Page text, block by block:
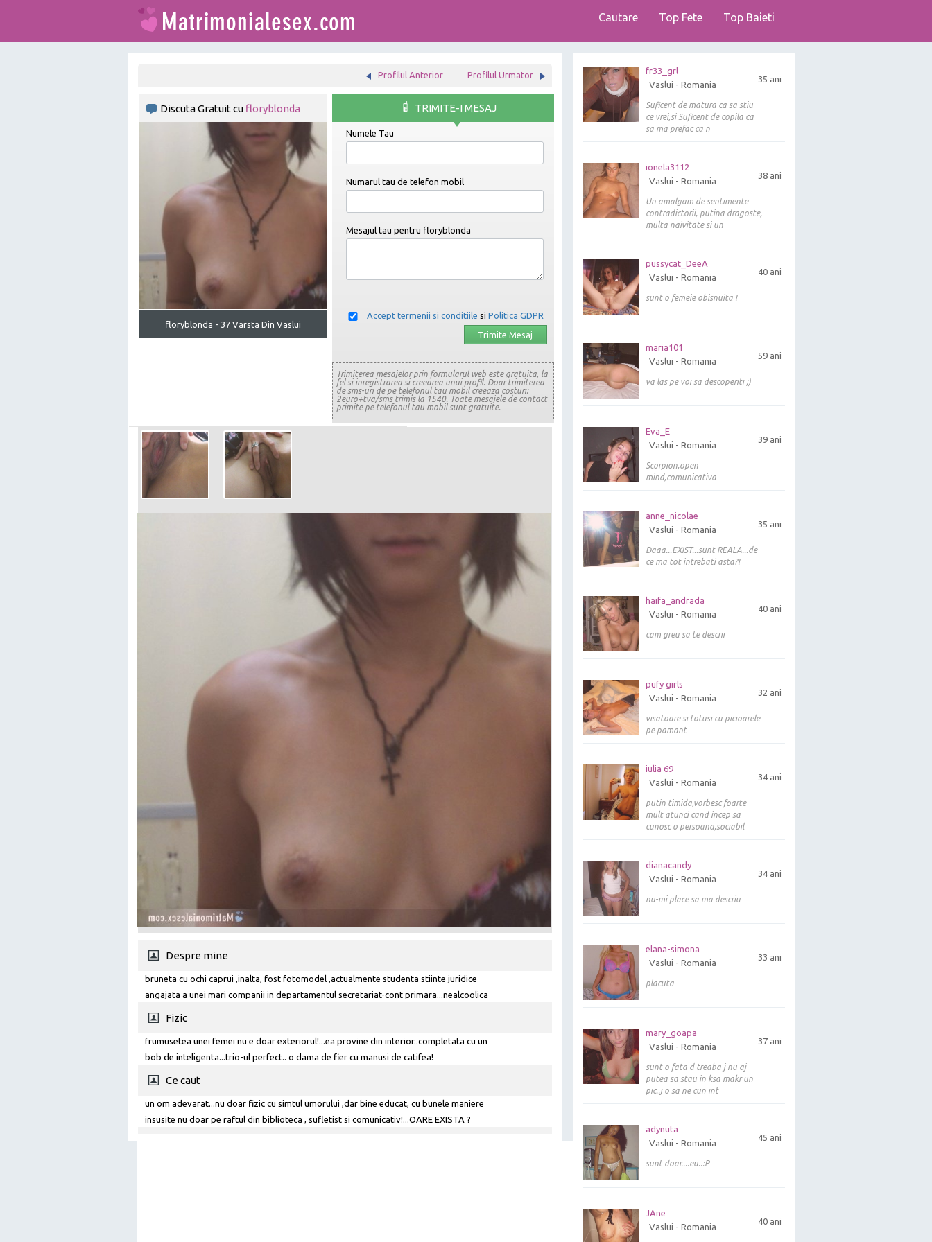
Cautare Top Fete Top Baieti
Profilul Urmator
Profilul Anterior
Discuta Gratuit cu floryblonda
floryblonda - 37 Varsta Din Vaslui
TRIMITE-I MESAJ
Numele Tau
Numarul tau de telefon mobil
Mesajul tau pentru floryblonda
Accept termenii si conditiile si Politica GDPR
Trimiterea mesajelor prin formularul web este gratuita, la
fel si inregistrarea si creearea unui profil. Doar trimiterea
de sms-uri de pe telefonul tau mobil creeaza costuri:
2euro+tva/sms trimis la 1540. Toate mesajele de contact
primite pe telefonul tau mobil sunt gratuite.
Despre mine
bruneta cu ochi caprui ,inalta, fost fotomodel ,actualmente studenta stiinte juridice
angajata a unei mari companii in departamentul secretariat-cont primara...nealcoolica
nefumatoare ,spirituala, iubesc copii si arta( cu 6 ani de activitate in domeniul design
Fizic
frumusetea unei femei nu e doar exteriorul!...ea provine din interior..completata cu un
bob de inteligenta...trio-ul perfect.. o dama de fier cu manusi de catifea!
Ce caut
un om adevarat...nu doar fizic cu simtul umorului ,dar bine educat, cu bunele maniere
insusite nu doar pe raftul din biblioteca , sufletist si comunicativ!...OARE EXISTA ?
fr33_grl
35 ani
Vaslui - Romania
Suficent de matura ca sa stiu
ce vrei,si Suficent de copila ca
sa ma prefac ca n
ionela3112
38 ani
Vaslui - Romania
Un amalgam de sentimente
contradictorii, putina dragoste,
multa naivitate si un
pussycat_DeeA
40 ani
Vaslui - Romania
sunt o femeie obisnuita !
maria101
59 ani
Vaslui - Romania
va las pe voi sa descoperiti ;)
Eva_E
39 ani
Vaslui - Romania
Scorpion,open
mind,comunicativa
anne_nicolae
35 ani
Vaslui - Romania
Daaa...EXIST...sunt REALA...de
ce ma tot intrebati asta?!
haifa_andrada
40 ani
Vaslui - Romania
cam greu sa te descrii
pufy girls
32 ani
Vaslui - Romania
visatoare si totusi cu picioarele
pe pamant
iulia 69
34 ani
Vaslui - Romania
putin timida,vorbesc foarte
mult atunci cand incep sa
cunosc o persoana,sociabil
dianacandy
34 ani
Vaslui - Romania
nu-mi place sa ma descriu
elana-simona
33 ani
Vaslui - Romania
placuta
mary_goapa
37 ani
Vaslui - Romania
sunt o fata d treaba j nu aj
putea sa stau in ksa makr un
pic..j o sa ne cun int
adynuta
45 ani
Vaslui - Romania
sunt doar....eu..:P
JAne
40 ani
Vaslui - Romania